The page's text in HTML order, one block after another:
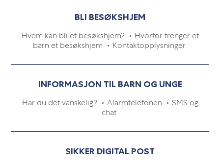
BLI BESØKSHJEM
Hvem kan bli et besøkshjem?
Hvorfor trenger et
barn et besøkshjem
Kontaktopplysninger
INFORMASJON TIL BARN OG UNGE
Har du det vanskelig? Alarmtelefonen
SMS og
chat
SIKKER DIGITAL POST